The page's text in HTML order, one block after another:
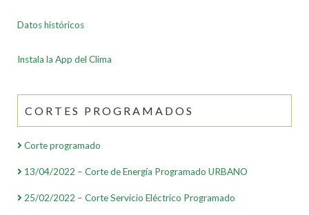
Datos históricos
Instala la App del Clima
CORTES PROGRAMADOS
Corte programado
13/04/2022 – Corte de Energía Programado URBANO
25/02/2022 – Corte Servicio Eléctrico Programado